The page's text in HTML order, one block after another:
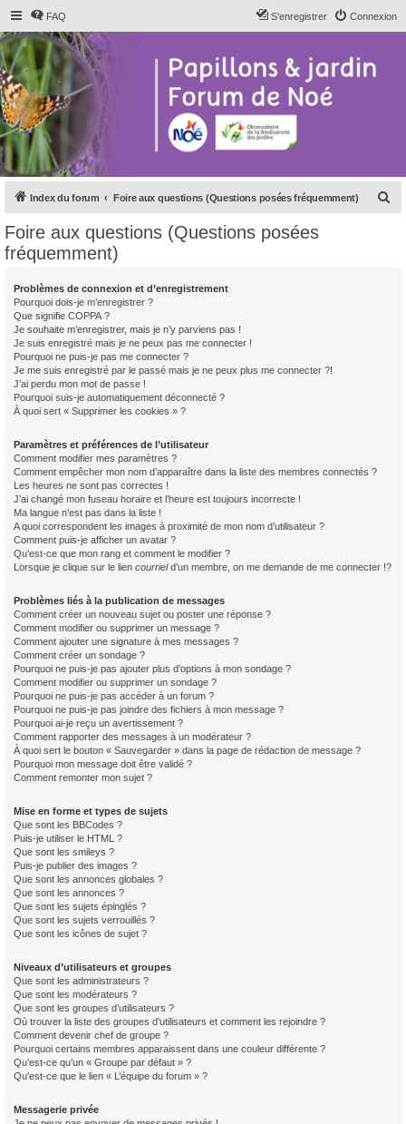
FAQ Connexion
S’enregistrer
Index du forum Foire aux questions (Questions posées fréquemment)
Foire aux questions (Questions posées
fréquemment)
Problèmes de connexion et d’enregistrement
Pourquoi dois-je m’enregistrer ?
Que signifie COPPA ?
Je souhaite m’enregistrer, mais je n’y parviens pas !
Je suis enregistré mais je ne peux pas me connecter !
Pourquoi ne puis-je pas me connecter ?
Je me suis enregistré par le passé mais je ne peux plus me connecter ?!
J’ai perdu mon mot de passe !
Pourquoi suis-je automatiquement déconnecté ?
À quoi sert « Supprimer les cookies » ?
Paramètres et préférences de l’utilisateur
Comment modifier mes paramètres ?
Comment empêcher mon nom d’apparaître dans la liste des membres connectés ?
Les heures ne sont pas correctes !
J’ai changé mon fuseau horaire et l’heure est toujours incorrecte !
Ma langue n’est pas dans la liste !
A quoi correspondent les images à proximité de mon nom d’utilisateur ?
Comment puis-je afficher un avatar ?
Qu’est-ce que mon rang et comment le modifier ?
Lorsque je clique sur le lien courrield’un membre, on me demande de me connecter !?
Problèmes liés à la publication de messages
Comment créer un nouveau sujet ou poster une réponse ?
Comment modifier ou supprimer un message ?
Comment ajouter une signature à mes messages ?
Comment créer un sondage ?
Pourquoi ne puis-je pas ajouter plus d’options à mon sondage ?
Comment modifier ou supprimer un sondage ?
Pourquoi ne puis-je pas accéder à un forum ?
Pourquoi ne puis-je pas joindre des fichiers à mon message ?
Pourquoi ai-je reçu un avertissement ?
Comment rapporter des messages à un modérateur ?
À quoi sert le bouton « Sauvegarder » dans la page de rédaction de message ?
Pourquoi mon message doit être validé ?
Comment remonter mon sujet ?
Mise en forme et types de sujets
Que sont les BBCodes ?
Puis-je utiliser le HTML ?
Que sont les smileys ?
Puis-je publier des images ?
Que sont les annonces globales ?
Que sont les annonces ?
Que sont les sujets épinglés ?
Que sont les sujets verrouillés ?
Que sont les icônes de sujet ?
Niveaux d’utilisateurs et groupes
Que sont les administrateurs ?
Que sont les modérateurs ?
Que sont les groupes d’utilisateurs ?
Où trouver la liste des groupes d’utilisateurs et comment les rejoindre ?
Comment devenir chef de groupe ?
Pourquoi certains membres apparaissent dans une couleur différente ?
Qu’est-ce qu’un « Groupe par défaut » ?
Qu’est-ce que le lien « L’équipe du forum » ?
Messagerie privée